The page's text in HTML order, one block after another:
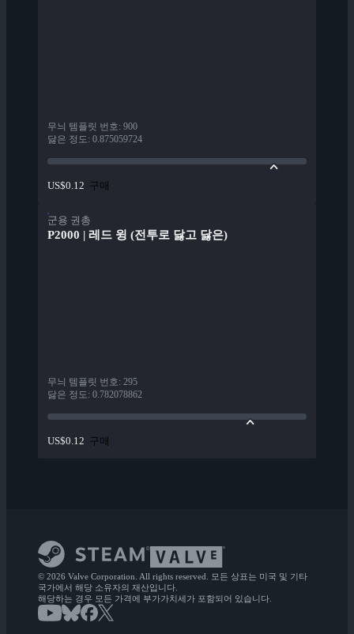
무늬 템플릿 번호: 900
닳은 정도: 0.875059724
US$0.12 구매
군용 권총
P2000 | 레드 윙 (전투로 닳고 닳은)
무늬 템플릿 번호: 295
닳은 정도: 0.782078862
US$0.12 구매
© 2026 Valve Corporation. All rights reserved. 모든 상표는 미국 및 기타
국가에서 해당 소유자의 재산입니다.
해당하는 경우 모든 가격에 부가가치세가 포함되어 있습니다.